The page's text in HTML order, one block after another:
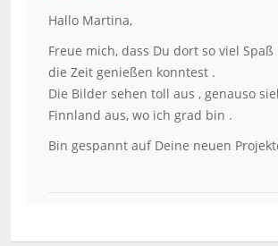
Hallo Martina,
Freue mich, dass Du dort so viel
die Zeit genießen konntest .
Die Bilder sehen toll aus , genauso
Finnland aus, wo ich grad bin .
Bin gespannt auf Deine neuen